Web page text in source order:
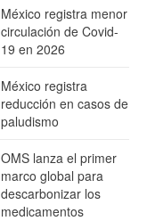
México registra menor
circulación de Covid-
19 en 2026
México registra
reducción en casos de
paludismo
OMS lanza el primer
marco global para
descarbonizar los
medicamentos